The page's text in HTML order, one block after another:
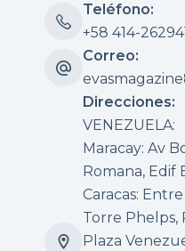
Teléfono:
+58 414-
Correo:
Direcciones:
VENEZUELA:
Maracay: Av
Romana, Edif
Caracas: Entre
Torre Phelps,
Plaza